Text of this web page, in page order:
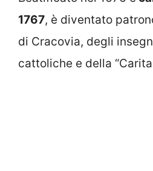
1767, è diventato
di Cracovia, degli
cattoliche e della